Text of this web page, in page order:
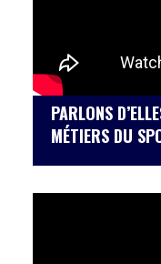
PARLONS
MÉTIERS DU